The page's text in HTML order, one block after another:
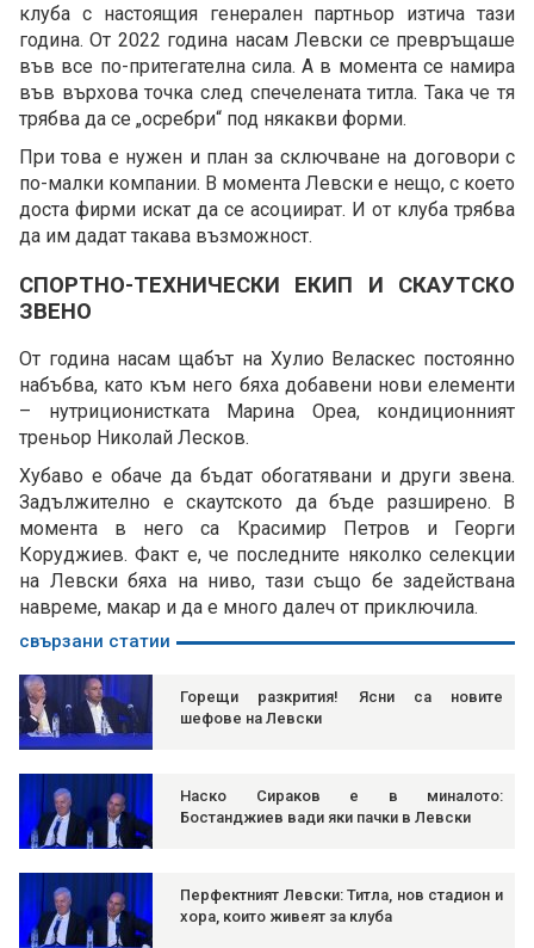
клуба с настоящия генерален партньор изтича тази
година. От 2022 година насам Левски се превръщаше
във все по-притегателна сила. А в момента се намира
във върхова точка след спечелената титла. Така че тя
трябва да се „осребри“ под някакви форми.
При това е нужен и план за сключване на договори с
по-малки компании. В момента Левски е нещо, с което
доста фирми искат да се асоциират. И от клуба трябва
да им дадат такава възможност.
СПОРТНО-ТЕХНИЧЕСКИ ЕКИП И СКАУТСКО
ЗВЕНО
От година насам щабът на Хулио Веласкес постоянно
набъбва, като към него бяха добавени нови елементи
– нутриционистката Марина Ореа, кондиционният
треньор Николай Лесков.
Хубаво е обаче да бъдат обогатявани и други звена.
Задължително е скаутското да бъде разширено. В
момента в него са Красимир Петров и Георги
Коруджиев. Факт е, че последните няколко селекции
на Левски бяха на ниво, тази също бе задействана
навреме, макар и да е много далеч от приключила.
свързани статии
Горещи разкрития! Ясни са новите
шефове на Левски
Наско Сираков е в миналото:
Бостанджиев вади яки пачки в Левски
Перфектният Левски: Титла, нов стадион и
хора, които живеят за клуба